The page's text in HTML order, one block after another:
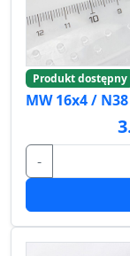
Produkt dostępny
MW 16x4 /
-